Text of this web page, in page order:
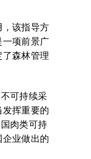
该指导方
项前景广
森林管理
可持续采
挥重要的
肉类可持
业做出的